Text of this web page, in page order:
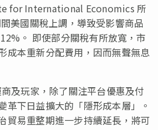
for International Economics 所
美國關稅上調，導致受影響商品
。 即使部分關稅有所放寬，市
成本重新分配費用，因而無聲無息
及玩家，除了關注平台優惠及付
革下日益擴大的「隱形成本層」。
貿易重整期進一步持續延長，將可